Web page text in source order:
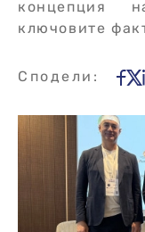
концепция
ключовите
Сподели: